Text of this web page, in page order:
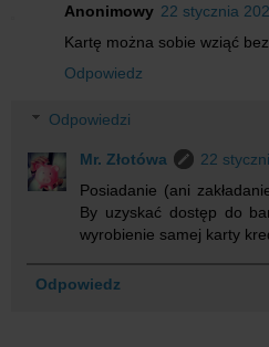
Anonimowy 22 stycznia
Kartę można sobie wziąć
Odpowiedz
Odpowiedzi
Mr. Złotówa
22
Posiadanie (ani
By uzyskać dostęp do
wyrobienie samej karty
Odpowiedz